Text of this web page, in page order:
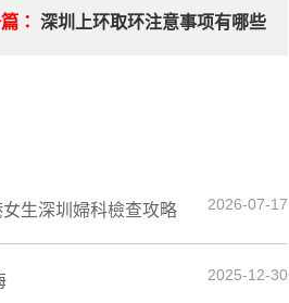
： 深圳上环取环注意事项有哪些
生深圳婦科檢查攻略 2026-07-17
2025-12-30